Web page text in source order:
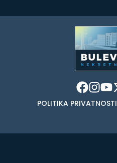
POLITIKA PRIVATNOSTI